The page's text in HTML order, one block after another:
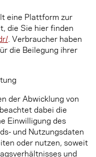
eine Plattform zur
die Sie hier finden
. Verbraucher haben
die Beilegung ihrer
der Abwicklung von
dabei die
Einwilligung des
und Nutzungsdaten
oder nutzen, soweit
und